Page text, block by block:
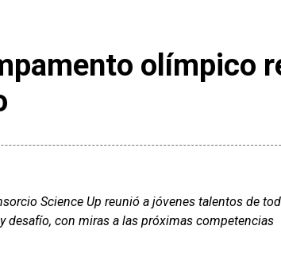
olímpico
Science Up reunió a jóvenes talentos de
desafío, con miras a las próximas competencias